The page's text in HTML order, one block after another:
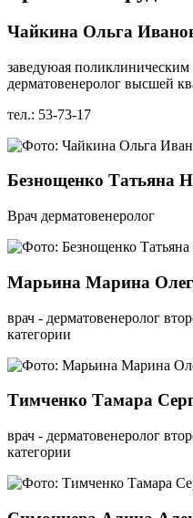
Чайкина Ольга
заведуюая
дерматовенеролог высшей
тел.: 53-73-17
Безнощенко Татьяна
Врач дерматовенеролог
Марьина Марина
врач - дерматовенеролог
категории
Тимченко Тамара
врач - дерматовенеролог
категории